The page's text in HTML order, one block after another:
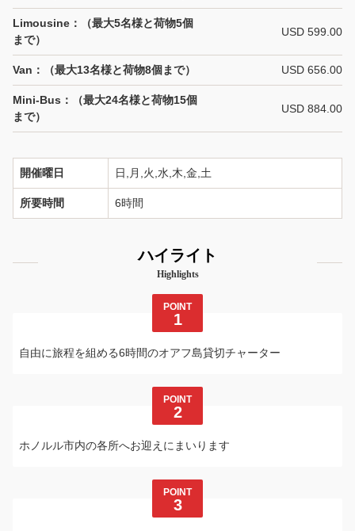
Limousine：（最大5名様と荷物5個
まで）
USD 599.00
Van：（最大13名様と荷物8個まで） USD 656.00
Mini-Bus：（最大24名様と荷物15個
まで）
USD 884.00
開催曜日 日,月,火,水,木,金,土
所要時間 6時間
ハイライト
Highlights
POINT
1
自由に旅程を組める6時間のオアフ島貸切チャーター
POINT
2
ホノルル市内の各所へお迎えにまいります
POINT
3